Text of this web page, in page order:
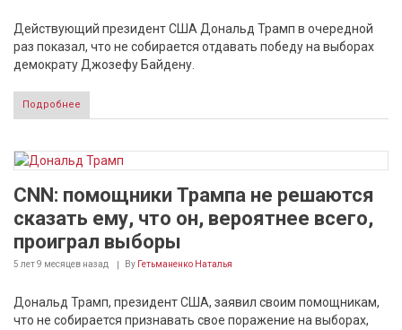
Действующий президент США Дональд Трамп в очередной
раз показал, что не собирается отдавать победу на выборах
демократу Джозефу Байдену.
Подробнее
CNN: помощники Трампа не решаются
сказать ему, что он, вероятнее всего,
проиграл выборы
5 лет 9 месяцев назад By Гетьманенко Наталья
Дональд Трамп, президент США, заявил своим помощникам,
что не собирается признавать свое поражение на выборах,